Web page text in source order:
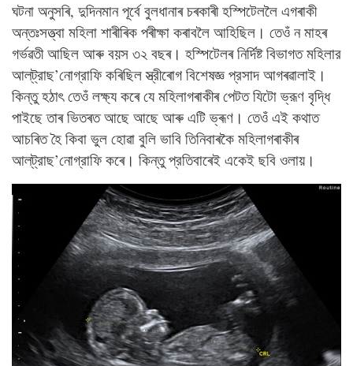
ঘটনা অনুসৰি, দুদিনমান পূৰ্বে বুলধানাৰ চৰকাৰী হস্পিটেললৈ এগৰাকী
অন্তঃসত্ত্বা মহিলা শাৰীৰিক পৰীক্ষা কৰাবলৈ আহিছিল। তেওঁ ন মাহৰ
গর্ভৱতী আছিল আৰু বয়স ৩২ বছৰ। হস্পিটেলৰ নির্দিষ্ট বিভাগত মহিলার
আল্‌ট্রাছ’নোগ্রাফি কৰিছিল স্ত্রীৰোগ বিশেষজ্ঞ প্রসাদ আগৰৱালাই।
কিন্তু হঠাৎ তেওঁ লক্ষ্য কৰে যে মহিলাগৰাকীৰ পেটত যিটো ভ্রূণ বৃদ্ধি
পাইছে তাৰ ভিতৰত আছে আছে আৰু এটি ভ্ৰূণ। তেওঁ এই কথাত
আচৰিত হৈ কিবা ভুল হোৱা বুলি ভাবি তিনিবাৰকৈ মহিলাগৰাকীৰ
আল্‌ট্রাছ’নোগ্রাফি কৰে। কিন্তু প্রতিবাৰেই একেই ছবি ওলায়।